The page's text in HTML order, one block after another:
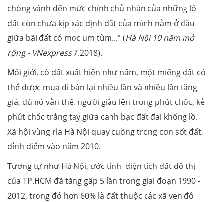
chóng vánh đến mức chính chủ nhân của những lô
đất còn chưa kịp xác định đất của mình nằm ở đâu
giữa bãi đất cỏ mọc um tùm...” (Hà Nội 10 năm mở
rộng - VNexpress7.2018).
Môi giới, cò đất xuất hiện như nấm, một miếng đất có
thể được mua đi bán lại nhiều lần và nhiều lần tăng
giá, dù nó vẫn thế, người giầu lên trong phút chốc, kẻ
phút chốc trắng tay giữa canh bạc đất đai khổng lồ.
Xã hội vùng rìa Hà Nội quay cuồng trong cơn sốt đất,
đỉnh điểm vào năm 2010.
Tương tự như Hà Nội, ước tính diện tích đất đô thị
của TP.HCM đã tăng gấp 5 lần trong giai đoạn 1990 -
2012, trong đó hơn 60% là đất thuộc các xã ven đô